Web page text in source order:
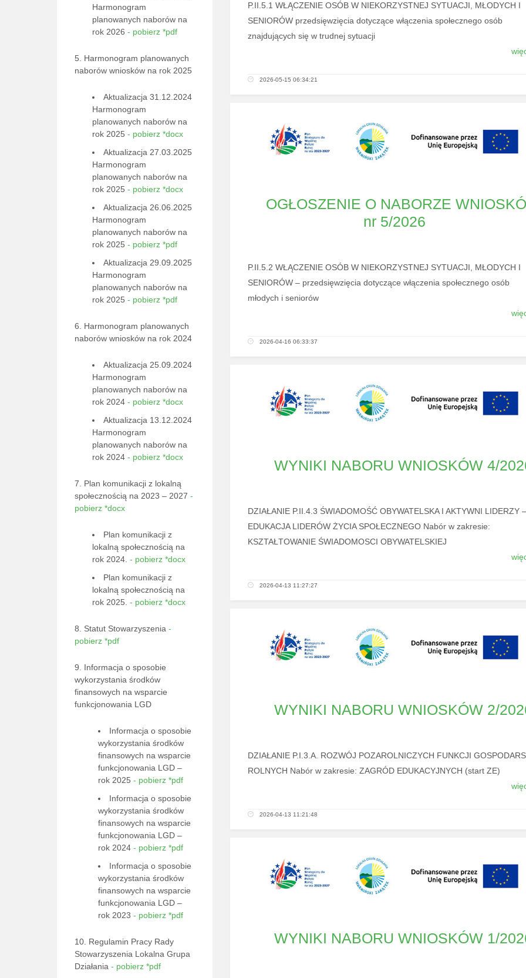
P.II.5.1 WŁĄCZENIE OSÓB W NIEKORZYSTNEJ SYTUACJI, MŁODYCH I
SENIORÓW przedsięwzięcia dotyczące włączenia społecznego osób
znajdujących się w trudnej sytuacji
2026-05-15 06:34:21
OGŁOSZENIE O NABORZE
nr 5/2026
P.II.5.2 WŁĄCZENIE OSÓB W NIEKORZYSTNEJ SYTUACJI, MŁODYCH I
SENIORÓW – przedsięwzięcia dotyczące włączenia społecznego osób
młodych i seniorów
2026-04-16 06:33:37
WYNIKI NABORU WNIOSKÓW 4/
DZIAŁANIE P.II.4.3 ŚWIADOMOŚĆ OBYWATELSKA I AKTYWNI LIDERZY –
EDUKACJA LIDERÓW ŻYCIA SPOŁECZNEGO Nabór w zakresie:
KSZTAŁTOWANIE ŚWIADOMOSCI OBYWATELSKIEJ
2026-04-13 11:27:27
WYNIKI NABORU WNIOSKÓW 2/
DZIAŁANIE P.I.3.A. ROZWÓJ POZAROLNICZYCH FUNKCJI
ROLNYCH Nabór w zakresie: ZAGRÓD EDUKACYJNYCH (start ZE)
2026-04-13 11:21:48
WYNIKI NABORU WNIOSKÓW 1/
Harmonogram
planowanych naborów na
rok 2026- pobierz *pdf
5. Harmonogram planowanych
naborów wniosków na rok 2025
Aktualizacja 31.12.2024
Harmonogram
planowanych naborów na
rok 2025- pobierz *docx
Aktualizacja 27.03.2025
Harmonogram
planowanych naborów na
rok 2025- pobierz *docx
Aktualizacja 26.06.2025
Harmonogram
planowanych naborów na
rok 2025- pobierz *pdf
Aktualizacja 29.09.2025
Harmonogram
planowanych naborów na
rok 2025- pobierz *pdf
6. Harmonogram planowanych
naborów wniosków na rok 2024
Aktualizacja 25.09.2024
Harmonogram
planowanych naborów na
rok 2024- pobierz *docx
Aktualizacja 13.12.2024
Harmonogram
planowanych naborów na
rok 2024- pobierz *docx
7. Plan komunikacji z lokalną
społecznością na 2023 – 2027-
pobierz *docx
Plan komunikacji z
lokalną społecznością na
rok 2024.- pobierz *docx
Plan komunikacji z
lokalną społecznością na
rok 2025.- pobierz *docx
8. Statut Stowarzyszenia-
pobierz *pdf
9. Informacja o sposobie
wykorzystania środków
finansowych na wsparcie
funkcjonowania LGD
Informacja o sposobie
wykorzystania środków
finansowych na wsparcie
funkcjonowania LGD –
rok 2025- pobierz *pdf
Informacja o sposobie
wykorzystania środków
finansowych na wsparcie
funkcjonowania LGD –
rok 2024- pobierz *pdf
Informacja o sposobie
wykorzystania środków
finansowych na wsparcie
funkcjonowania LGD –
rok 2023- pobierz *pdf
10. Regulamin Pracy Rady
Stowarzyszenia Lokalna Grupa
Działania- pobierz *pdf